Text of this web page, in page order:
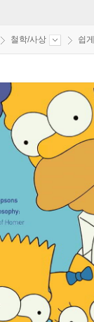
철학/사상 쉽